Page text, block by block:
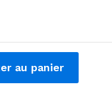
au panier